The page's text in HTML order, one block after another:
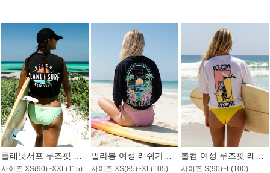
사이즈 XS(90)~XXL(115) 사이즈 XS(85)~XL(105) / 오버핏 사이즈 S(90)~L(100)